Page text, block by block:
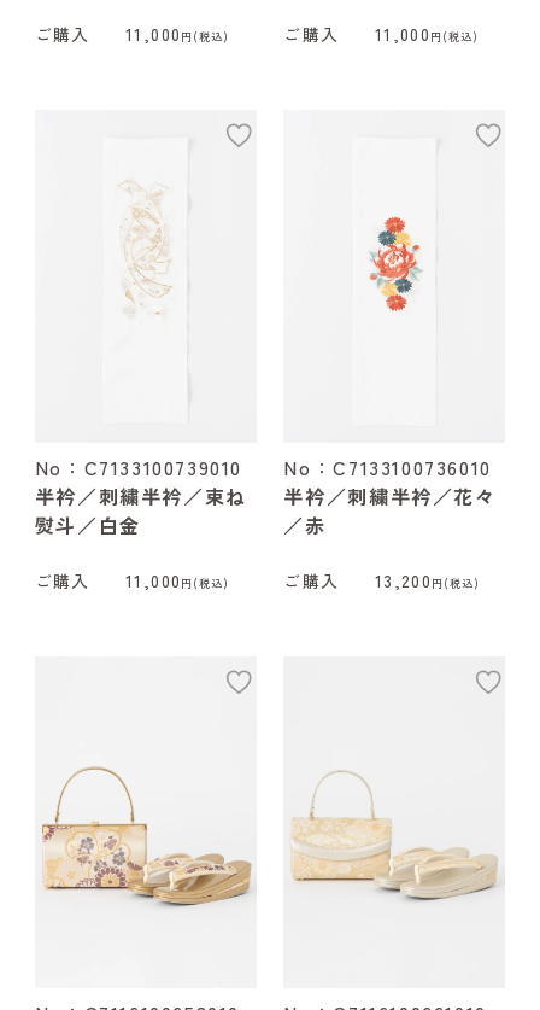
ご購入 11,000 円(税込) ご購入 11,000 円(税込)
No：C7133100739010
半衿／刺繍半衿／束ね
熨斗／白金
ご購入 11,000 円(税込)
No：C7133100736010
半衿／刺繍半衿／花々
／赤
ご購入 13,200 円(税込)